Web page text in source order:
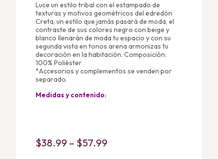
Luce un estilo tribal con el estampado de
texturas y motivos geométricos del edredón
Creta, un estilo que jamás pasará de moda, el
contraste de sus colores negro con beige y
blanco llenarán de moda tu espacio y con su
segunda vista en tonos arena armonizas tu
decoración en la habitación. Composición:
100% Poliéster
*Accesorios y complementos se venden por
separado.
Medidas y contenido:
$38.99 – $57.99